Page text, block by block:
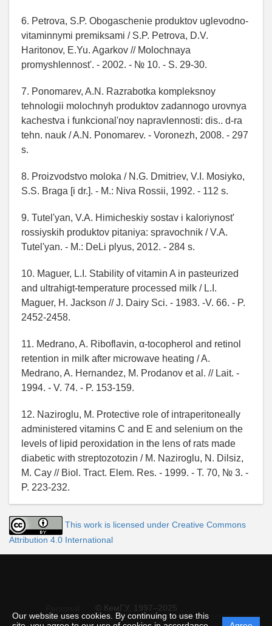
Our website uses cookies. By continuing to use this
6. Petrova, S.P. Obogaschenie produktov uglevodno-
vitaminnymi premiksami / S.P. Petrova, D.V.
Haritonov, E.Yu. Agarkov // Molochnaya
promyshlennost'. - 2002. - № 10. - S. 29-30.
7. Ponomarev, A.N. Razrabotka kompleksnoy
tehnologii molochnyh produktov zadannogo urovnya
kachestva i funkcional'noy napravlennosti: dis.. d-ra
tehn. nauk / A.N. Ponomarev. - Voronezh, 2008. - 297
s.
8. Proizvodstvo moloka / N.G. Dmitriev, V.I. Mosiyko,
S.S. Braga [i dr.]. - M.: Niva Rossii, 1992. - 112 s.
9. Tutel'yan, V.A. Himicheskiy sostav i kaloriynost'
rossiyskih produktov pitaniya: spravochnik / V.A.
Tutel'yan. - M.: DeLi plyus, 2012. - 284 s.
10. Maguer, L.I. Stability of vitamin A in pasteurized
and ultrahigt-temperature processed milk / L.I.
Maguer, H. Jackson // J. Dairy Sci. - 1983. -V. 66. - P.
2452-2458.
11. Medrano, A. Riboflavin, α-tocopherol and retinol
retention in milk after microwave heating / A.
Medrano, A. Hernandez, M. Prodanov et al. // Lait. -
1994. - V. 74. - P. 153-159.
12. Naziroglu, M. Protective role of intraperitoneally
administered vitamins C and E and selenium on the
levels of lipid peroxidation in the lens of rats made
diabetic with streptozotozin / M. Naziroglu, N. Dilsiz,
M. Cay // Biol. Tract. Elem. Res. - 1999. - T. 70, № 3. -
P. 223-232.
This work is licensed under Creative Commons
Attribution 4.0 International
© КемГУ, 1997–2025
data